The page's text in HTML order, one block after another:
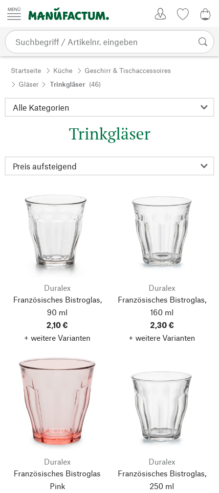
Zum Inhalt springen
Startseite Küche
Geschirr & Tischaccessoires
Gläser
Trinkgläser (46)
Trinkgläser
Duralex
Französisches Bistroglas,
90 ml
2,10 €
+ weitere Varianten
Duralex
Französisches Bistroglas,
160 ml
2,30 €
+ weitere Varianten
Duralex
Französisches Bistroglas
Pink
Duralex
Französisches Bistroglas,
250 ml